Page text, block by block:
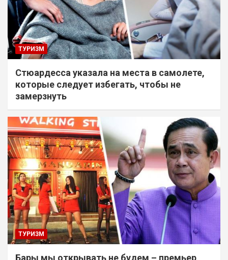
ТУРИЗМ
Стюардесса указала на места в самолете,
которые следует избегать, чтобы не
замерзнуть
ТУРИЗМ